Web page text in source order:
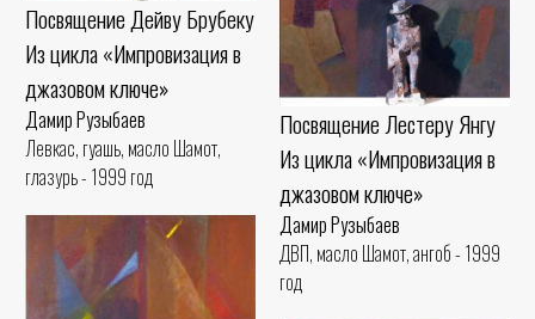
Посвящение Лестеру Янгу
Из цикла «Импровизация в
джазовом ключе»
Дамир Рузыбаев
ДВП, масло Шамот, ангоб - 1999
год
Посвящение Дейву Брубеку
Из цикла «Импровизация в
джазовом ключе»
Дамир Рузыбаев
Левкас, гуашь, масло Шамот,
глазурь - 1999 год